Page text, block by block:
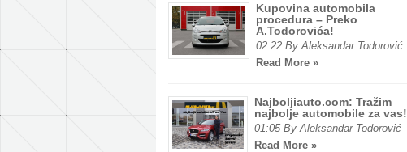
Kupovina automobila
procedura – Preko
A.Todorovića!
02:22 By Aleksandar Todorović
Read More »
Najboljiauto.com: Tražim
najbolje automobile za vas!
01:05 By Aleksandar Todorović
Read More »